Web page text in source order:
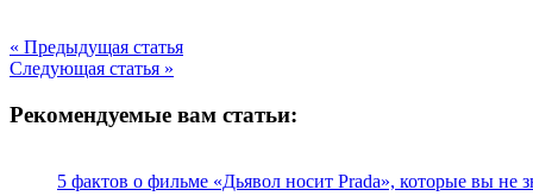
« Предыдущая статья
Следующая статья »
Рекомендуемые вам статьи:
5 фактов о фильме «Дьявол носит Prada», которые вы не